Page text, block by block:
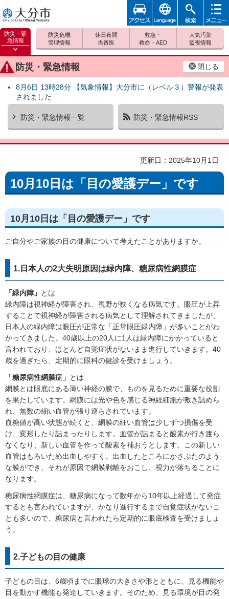
大分市
防災・緊
急情報
防災緊
急情報
を開く
防災・緊急情報 閉じる
8月6日 13時28分 【気象情報】大分市に（レベル３）警報が発表
されました
防災・緊急情報一覧 防災・緊急情報RSS
防災危機
管理情報
休日夜間
当番医
救急・
救命・AED
大気汚染
監視情報
アクセ
ス
foreign 検索
メニュ
更新日：2025年10月1日
10月10日は「目の愛護デー」です
10月10日は「目の愛護デー」です
ご自分やご家族の目の健康について考えたことがありますか。
1.日本人の2大失明原因は緑内障、糖尿病性網膜症
「緑内障」 とは
緑内障は視神経が障害され、視野が狭くなる病気です。眼圧が上昇
することで視神経が障害される病気として理解されてきましたが、
日本人の緑内障は眼圧が正常な「正常眼圧緑内障」が多いことがわ
かってきました。40歳以上の20人に1人は緑内障にかかっていると
言われており、ほとんど自覚症状がないまま進行していきます。40
歳を過ぎたら、定期的に眼科の健診を受けましょう。
「糖尿病性網膜症」 とは
網膜とは眼底にある薄い神経の膜で、ものを見るために重要な役割
を果たしています。網膜には光や色を感じる神経細胞が敷き詰めら
れ、無数の細い血管が張り巡らされています。
血糖値が高い状態が続くと、網膜の細い血管は少しずつ損傷を受
け、変形したり詰まったりします。血管が詰まると酸素が行き渡ら
なくなり、新しい血管を作って酸素を補おうとします。この新しい
血管はもろいため出血しやすく、出血したところにかさぶたのよう
な膜ができ、それが原因で網膜剥離をおこし、視力が落ちることに
なります。
糖尿病性網膜症は、糖尿病になって数年から10年以上経過して発症
するとも言われていますが、かなり進行するまで自覚症状がないこ
とも多いので、糖尿病と言われたら定期的に眼底検査を受けましょ
う。
2.子どもの目の健康
子どもの目は、6歳頃までに眼球の大きさや形とともに、見る機能や
目を動かす機能も発達していきます。そのため、見る環境が目の発